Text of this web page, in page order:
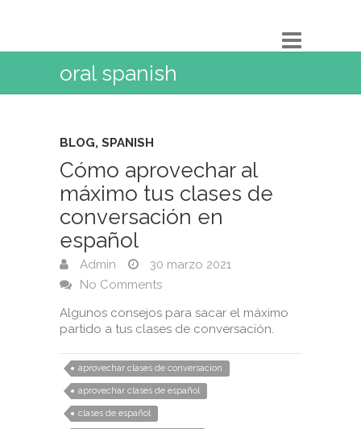
oral spanish
BLOG, SPANISH
Cómo aprovechar al
máximo tus clases de
conversación en
español
Admin
30 marzo 2021
No Comments
Algunos consejos para sacar el máximo
partido a tus clases de conversación. ⁣
aprovechar clases de conversacion
aprovechar clases de español
clases de español